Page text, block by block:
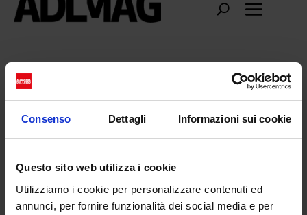
Consenso Dettagli Informazioni sui cookie
Questo sito web utilizza i cookie
Utilizziamo i cookie per personalizzare contenuti ed
annunci, per fornire funzionalità dei social media e per
acne paper